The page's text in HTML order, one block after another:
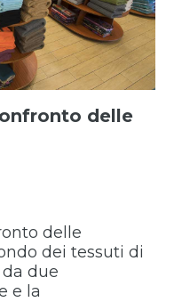
delle
delle
dei tessuti di
due
e la